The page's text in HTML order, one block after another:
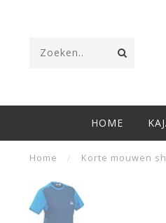
HOME
Home / Korte mouwen